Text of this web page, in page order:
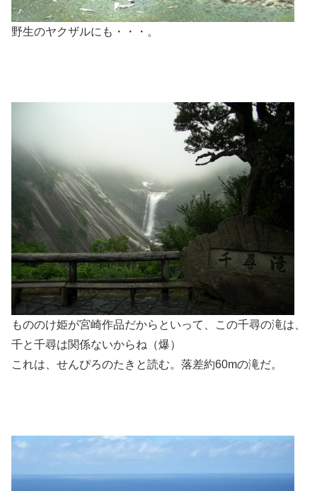
野生のヤクザルにも・・・。
もののけ姫が宮崎作品だからといって、この千尋の滝は、
千と千尋は関係ないからね（爆）
これは、せんぴろのたきと読む。落差約60mの滝だ。